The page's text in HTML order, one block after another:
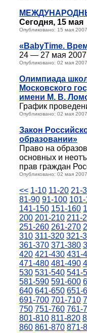
Сегодня, 15 мая
Опубликовано: 15 мая 2007
«BabyTime.
24 — 27 мая
Опубликовано: 02 мая 2007
Олимпиада
Московского
имени М. В.
График
Опубликовано: 02 мая 2007
Закон
образовании»
Право на
основных и
прав граждан
Опубликовано: 02 мая 2007
<< 1-10 11-20 21-
81-90 91-100
141-150 151-160
200 201-210 211-
251-260 261-270
310 311-320 321-
361-370 371-380
420 421-430 431-
471-480 481-490
530 531-540 541-
581-590 591-600
640 641-650 651-
691-700 701-710
750 751-760 761-
801-810 811-820
860 861-870 871-